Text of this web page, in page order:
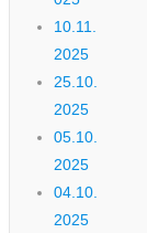
10.11.
2025
25.10.
2025
05.10.
2025
04.10.
2025